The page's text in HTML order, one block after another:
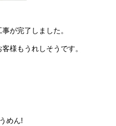
が完了しました。
様もうれしそうです。
めん!